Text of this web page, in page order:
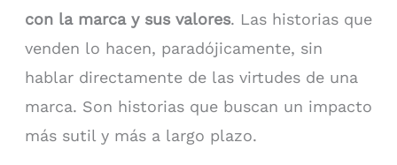
con la marca y sus valores. Las historias que
venden lo hacen, paradójicamente, sin
hablar directamente de las virtudes de una
marca. Son historias que buscan un impacto
más sutil y más a largo plazo.